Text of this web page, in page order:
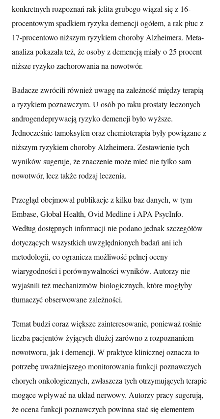
konkretnych rozpoznań rak jelita grubego wiązał się z 16-
procentowym spadkiem ryzyka demencji ogółem, a rak płuc z
17-procentowo niższym ryzykiem choroby Alzheimera. Meta-
analiza pokazała też, że osoby z demencją miały o 25 procent
niższe ryzyko zachorowania na nowotwór.
Badacze zwrócili również uwagę na zależność między terapią
a ryzykiem poznawczym. U osób po raku prostaty leczonych
androgendeprywacją ryzyko demencji było wyższe.
Jednocześnie tamoksyfen oraz chemioterapia były powiązane z
niższym ryzykiem choroby Alzheimera. Zestawienie tych
wyników sugeruje, że znaczenie może mieć nie tylko sam
nowotwór, lecz także rodzaj leczenia.
Przegląd obejmował publikacje z kilku baz danych, w tym
Embase, Global Health, Ovid Medline i APA PsycInfo.
Według dostępnych informacji nie podano jednak szczegółów
dotyczących wszystkich uwzględnionych badań ani ich
metodologii, co ogranicza możliwość pełnej oceny
wiarygodności i porównywalności wyników. Autorzy nie
wyjaśnili też mechanizmów biologicznych, które mogłyby
tłumaczyć obserwowane zależności.
Temat budzi coraz większe zainteresowanie, ponieważ rośnie
liczba pacjentów żyjących dłużej zarówno z rozpoznaniem
nowotworu, jak i demencji. W praktyce klinicznej oznacza to
potrzebę uważniejszego monitorowania funkcji poznawczych
chorych onkologicznych, zwłaszcza tych otrzymujących terapie
mogące wpływać na układ nerwowy. Autorzy pracy sugerują,
że ocena funkcji poznawczych powinna stać się elementem